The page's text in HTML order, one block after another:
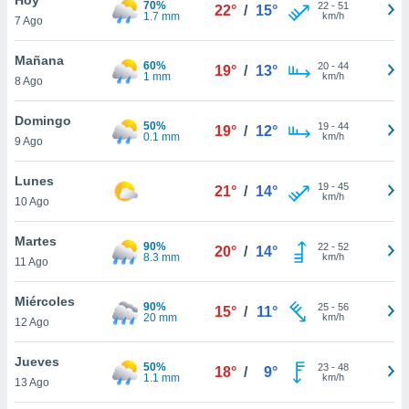
y
en
más
de
7 Ago
70%
1.7 mm
22° / 15° 22- 51
km/h
Mañana
8 Ago
60%
1 mm
19° / 13° 20- 44
km/h
Domingo
9 Ago
50%
0.1 mm
19° / 12° 19- 44
km/h
Lunes
10 Ago
21° / 14° 19- 45
km/h
Martes
11 Ago
90%
8.3 mm
20° / 14° 22- 52
km/h
Miércoles
12 Ago
90%
20 mm
15° / 11° 25- 56
km/h
Jueves
13 Ago
50%
1.1 mm
18° / 9° 23- 48
km/h